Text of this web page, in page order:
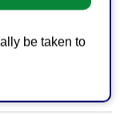
be taken to
番30号